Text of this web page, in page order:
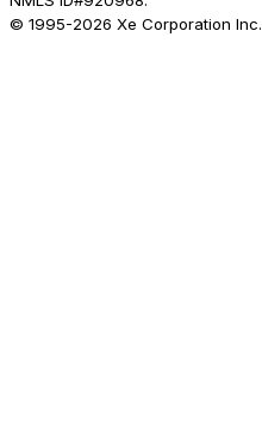
© 1995-2026 Xe Corporation Inc.